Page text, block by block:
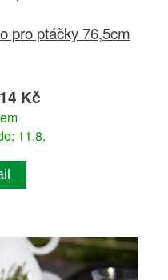
pro ptáčky 76,5cm
Kč
11.8.